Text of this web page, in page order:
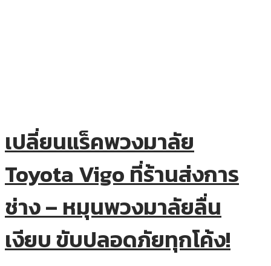
เปลี่ยนแร็คพวงมาลัย
Toyota Vigo ที่ร้านส่งการ
ช่าง – หมุนพวงมาลัยลื่น
เงียบ ขับปลอดภัยทุกโค้ง!